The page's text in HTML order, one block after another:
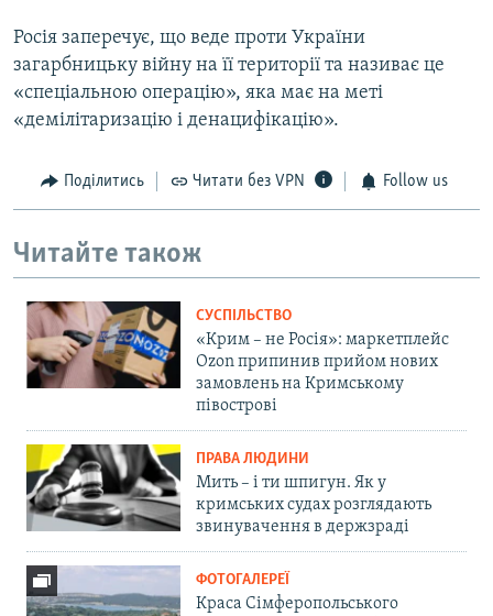
Росія заперечує, що веде проти України
загарбницьку війну на її території та називає це
«спеціальною операцію», яка має на меті
«демілітаризацію і денацифікацію».
Поділитись Читати без VPN Follow us
Читайте також
СУСПІЛЬСТВО
«Крим – не Росія»: маркетплейс
Ozon припинив прийом нових
замовлень на Кримському
півострові
ПРАВА ЛЮДИНИ
Мить – і ти шпигун. Як у
кримських судах розглядають
звинувачення в держзраді
ФОТОГАЛЕРЕЇ
Краса Сімферопольського